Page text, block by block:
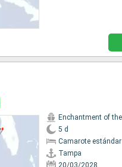
5 d
Camarote estándar
Tampa
20/03/2028